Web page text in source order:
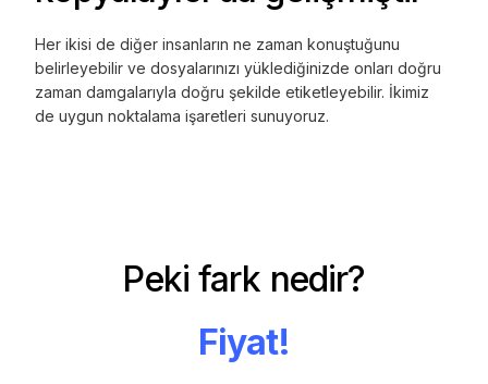
Her ikisi de diğer insanların ne zaman konuştuğunu
belirleyebilir ve dosyalarınızı yüklediğinizde onları doğru
zaman damgalarıyla doğru şekilde etiketleyebilir. İkimiz
de uygun noktalama işaretleri sunuyoruz.
Peki fark nedir?
Fiyat!